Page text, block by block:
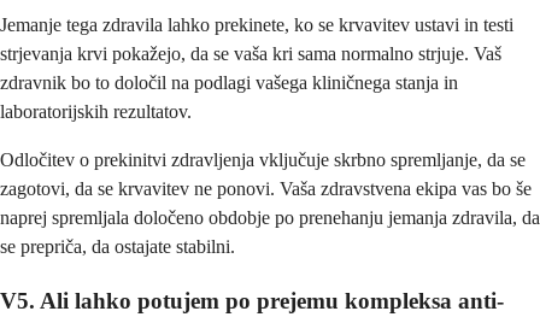
Jemanje tega zdravila lahko prekinete, ko se krvavitev ustavi in testi
strjevanja krvi pokažejo, da se vaša kri sama normalno strjuje. Vaš
zdravnik bo to določil na podlagi vašega kliničnega stanja in
laboratorijskih rezultatov.
Odločitev o prekinitvi zdravljenja vključuje skrbno spremljanje, da se
zagotovi, da se krvavitev ne ponovi. Vaša zdravstvena ekipa vas bo še
naprej spremljala določeno obdobje po prenehanju jemanja zdravila, da
se prepriča, da ostajate stabilni.
V5. Ali lahko potujem po prejemu kompleksa anti-